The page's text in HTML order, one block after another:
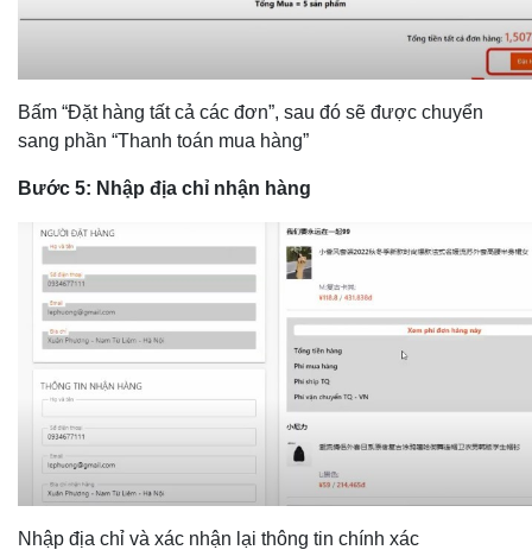
Bấm “Đặt hàng tất cả các đơn”, sau đó sẽ được chuyển
sang phần “Thanh toán mua hàng”
Bước 5: Nhập địa chỉ nhận hàng
Nhập địa chỉ và xác nhận lại thông tin chính xác